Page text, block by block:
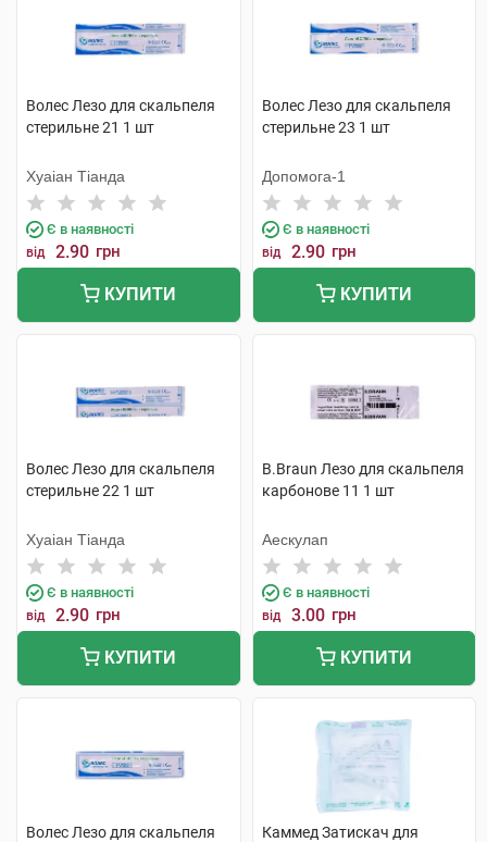
Волес Лезо для скальпеля
стерильне 21 1 шт
Хуаіан Тіанда
Є в наявності
від 2.90 грн
КУПИТИ
Волес Лезо для скальпеля
стерильне 23 1 шт
Допомога-1
Є в наявності
від 2.90 грн
КУПИТИ
Волес Лезо для скальпеля
стерильне 22 1 шт
Хуаіан Тіанда
Є в наявності
від 2.90 грн
КУПИТИ
B.Braun Лезо для скальпеля
карбонове 11 1 шт
Аескулап
Є в наявності
від 3.00 грн
КУПИТИ
Волес Лезо для скальпеля
Каммед Затискач для